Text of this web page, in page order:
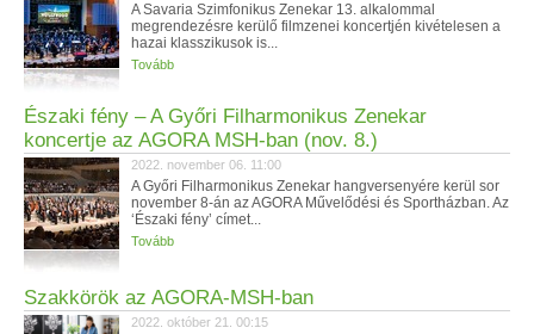
A Savaria Szimfonikus Zenekar 13. alkalommal
megrendezésre kerülő filmzenei koncertjén kivételesen a
hazai klasszikusok is...
Tovább
Északi fény – A Győri Filharmonikus Zenekar
koncertje az AGORA MSH-ban (nov. 8.)
2022. november 06. 11:00
A Győri Filharmonikus Zenekar hangversenyére kerül sor
november 8-án az AGORA Művelődési és Sportházban. Az
‘Északi fény’ címet...
Tovább
Szakkörök az AGORA-MSH-ban
2022. október 21. 00:15